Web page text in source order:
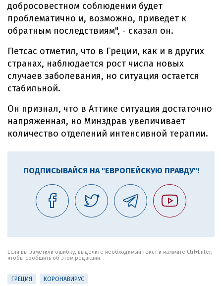
добросовестном соблюдении будет
проблематично и, возможно, приведет к
обратным последствиям", - сказал он.
Петсас отметил, что в Греции, как и в других
странах, наблюдается рост числа новых
случаев заболевания, но ситуация остается
стабильной.
Он признал, что в Аттике ситуация достаточно
напряженная, но Минздрав увеличивает
количество отделений интенсивной терапии.
ПОДПИСЫВАЙСЯ НА "ЕВРОПЕЙСКУЮ ПРАВДУ"!
Если вы заметили ошибку, выделите необходимый текст и нажмите Ctrl+Enter,
чтобы сообщить об этом редакции.
ГРЕЦИЯ КОРОНАВИРУС